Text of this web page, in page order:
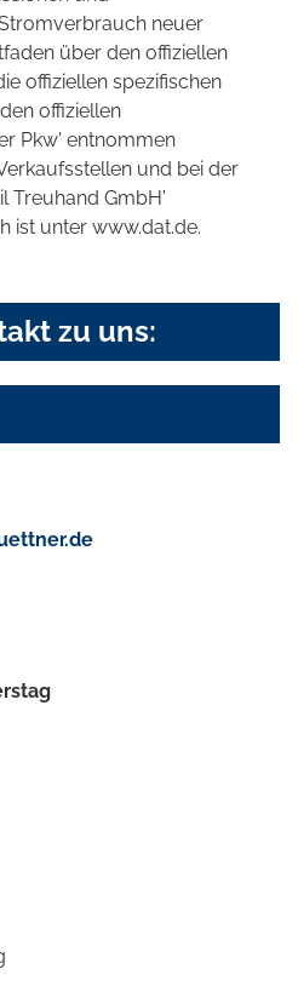
neuer
über den offiziellen
offiziellen spezifischen
offiziellen
Pkw' entnommen
und bei der
Treuhand GmbH'
ist unter www.dat.de.
zu uns: